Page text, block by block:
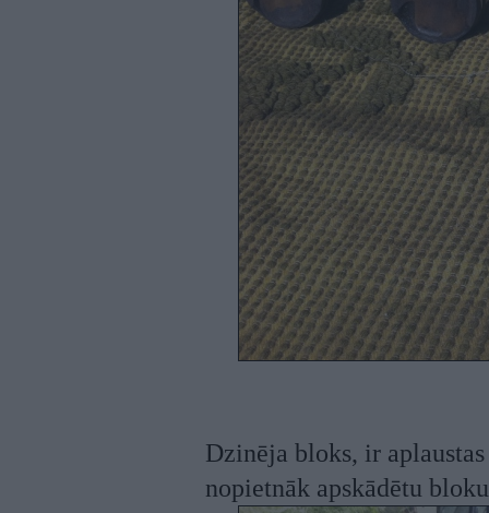
Dzinēja bloks, ir
nopietnāk apskādētu